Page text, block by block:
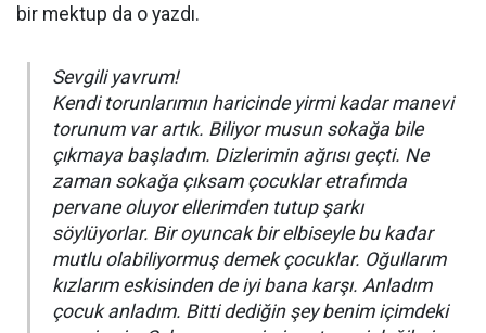
bir mektup da o yazdı.
Sevgili yavrum!
Kendi torunlarımın haricinde yirmi kadar manevi
torunum var artık. Biliyor musun sokağa bile
çıkmaya başladım. Dizlerimin ağrısı geçti. Ne
zaman sokağa çıksam çocuklar etrafımda
pervane oluyor ellerimden tutup şarkı
söylüyorlar. Bir oyuncak bir elbiseyle bu kadar
mutlu olabiliyormuş demek çocuklar. Oğullarım
kızlarım eskisinden de iyi bana karşı. Anladım
çocuk anladım. Bitti dediğin şey benim içimdeki